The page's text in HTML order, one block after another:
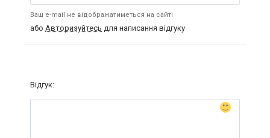
Ваш e-mail не відображатиметься на сайті
або Авторизуйтесь для написання відгуку
Відгук: